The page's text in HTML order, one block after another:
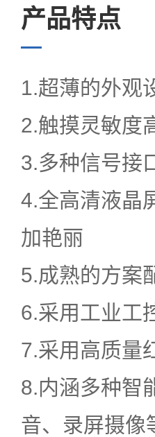
服务中心
产品特点
1.超薄的外观
2.触摸灵敏度
3.多种信号接
4.全高清液晶
加艳丽
5.成熟的方案
6.采用工业工
7.采用高质量
8.内涵多种智
音、录屏摄像